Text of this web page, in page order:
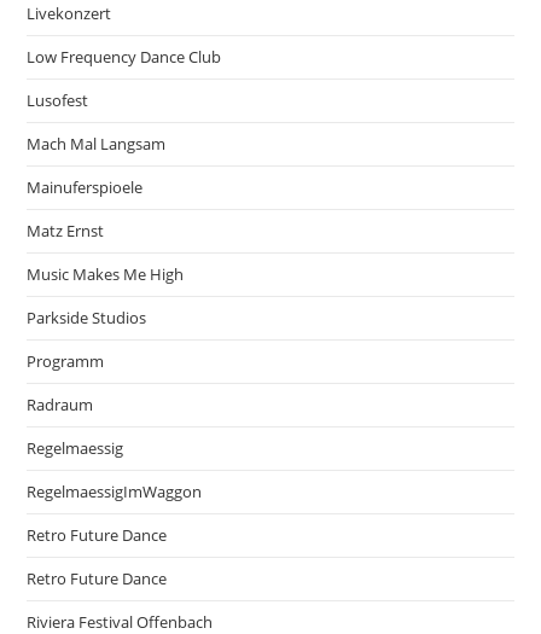
Livekonzert
Low Frequency Dance Club
Lusofest
Mach Mal Langsam
Mainuferspioele
Matz Ernst
Music Makes Me High
Parkside Studios
Programm
Radraum
Regelmaessig
RegelmaessigImWaggon
Retro Future Dance
Retro Future Dance
Riviera Festival Offenbach